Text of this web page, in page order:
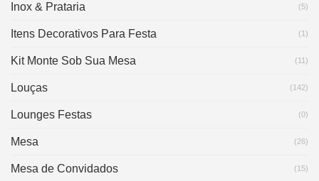
Inox & Prataria (5)
Itens Decorativos Para Festa (1)
Kit Monte Sob Sua Mesa (11)
Louças (142)
Lounges Festas (0)
Mesa (26)
Mesa de Convidados (15)